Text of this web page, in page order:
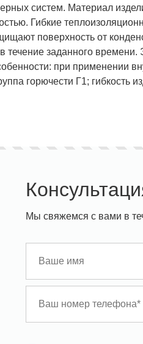
систем. Материал
Гибкие
поверхность от
течение заданного
при применении
горючести Г1; гибкость
Мы свяжемся с вами в